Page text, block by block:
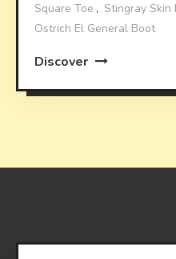
Square Toe , Stingray Skin
Ostrich El General Boot
Discover